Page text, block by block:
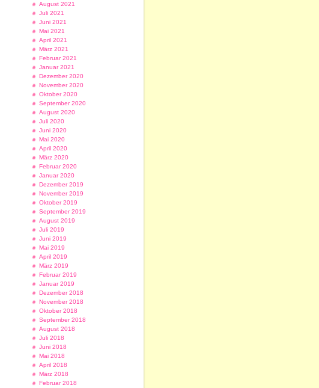
August 2021
Juli 2021
Juni 2021
Mai 2021
April 2021
März 2021
Februar 2021
Januar 2021
Dezember 2020
November 2020
Oktober 2020
September 2020
August 2020
Juli 2020
Juni 2020
Mai 2020
April 2020
März 2020
Februar 2020
Januar 2020
Dezember 2019
November 2019
Oktober 2019
September 2019
August 2019
Juli 2019
Juni 2019
Mai 2019
April 2019
März 2019
Februar 2019
Januar 2019
Dezember 2018
November 2018
Oktober 2018
September 2018
August 2018
Juli 2018
Juni 2018
Mai 2018
April 2018
März 2018
Februar 2018